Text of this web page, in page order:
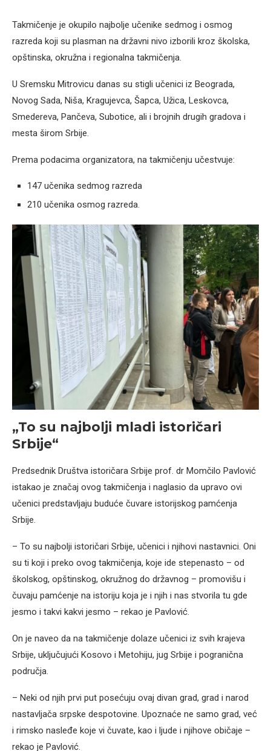
Takmičenje je okupilo najbolje učenike sedmog i osmog
razreda koji su plasman na državni nivo izborili kroz školska,
opštinska, okružna i regionalna takmičenja.
U Sremsku Mitrovicu danas su stigli učenici iz Beograda,
Novog Sada, Niša, Kragujevca, Šapca, Užica, Leskovca,
Smedereva, Pančeva, Subotice, ali i brojnih drugih gradova i
mesta širom Srbije.
Prema podacima organizatora, na takmičenju učestvuje:
147 učenika sedmog razreda
210 učenika osmog razreda.
„To su najbolji mladi istoričari
Srbije“
Predsednik Društva istoričara Srbije prof. dr Momčilo Pavlović
istakao je značaj ovog takmičenja i naglasio da upravo ovi
učenici predstavljaju buduće čuvare istorijskog pamćenja
Srbije.
– To su najbolji istoričari Srbije, učenici i njihovi nastavnici. Oni
su ti koji i preko ovog takmičenja, koje ide stepenasto – od
školskog, opštinskog, okružnog do državnog – promovišu i
čuvaju pamćenje na istoriju koja je i njih i nas stvorila tu gde
jesmo i takvi kakvi jesmo – rekao je Pavlović.
On je naveo da na takmičenje dolaze učenici iz svih krajeva
Srbije, uključujući Kosovo i Metohiju, jug Srbije i pogranična
područja.
– Neki od njih prvi put posećuju ovaj divan grad, grad i narod
nastavljača srpske despotovine. Upoznaće ne samo grad, već
i rimsko nasleđe koje vi čuvate, kao i ljude i njihove običaje –
rekao je Pavlović.